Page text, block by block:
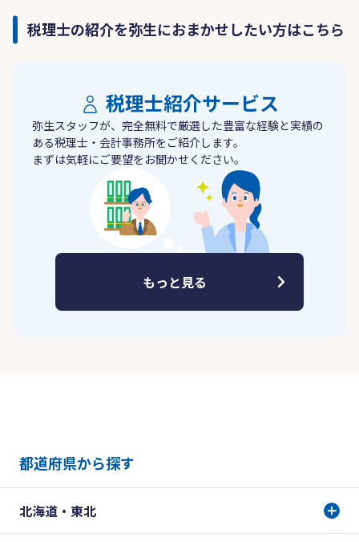
税理士の紹介を弥生におまかせしたい方はこちら
税理士紹介サービス
弥生スタッフが、完全無料で厳選した豊富な経験と実績の
ある税理士・会計事務所をご紹介します。
まずは気軽にご要望をお聞かせください。
もっと見る
都道府県から探す
北海道・東北